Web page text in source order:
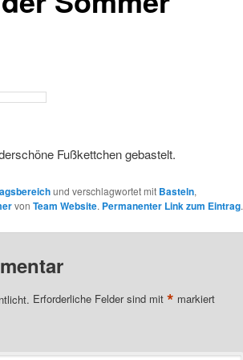
Fußkettchen gebastelt.
und verschlagwortet mit Basteln,
vonTeam Website. Permanenter Link zum Eintrag.
Erforderliche Felder sind mit * markiert